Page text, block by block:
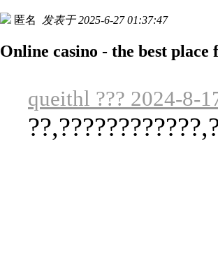
匿名 发表于 2025-6-27 01:37:47
Online casino - the best
queithl ??? 2024-8-